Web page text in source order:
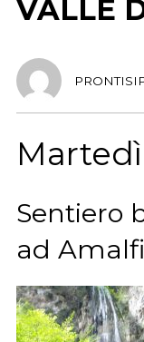
VALLE
Martedì
Sentiero
ad Amalfi